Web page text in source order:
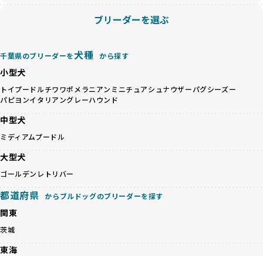
を促進することで、無駄な命の消費を減らし、命を大切にす
る社会の実現を目指しています。
人へ寄付しています。多くのペット販売業者が、動物福祉へ
の取り組みが不十分であることを理由に寄付を断られる中、
BreederFamiliesはその姿勢が評価され、寄付が実現してい
ます。この活動により、保護が必要なワンちゃんの救済や保
護活動の支援にも貢献しています。
でなく、すべてのワンちゃんに優しい未来を創るための大き
な一歩です。ユーザーの皆さんがBreederFamiliesを通じて
支えることができます。
身ともに健康に育つための環境づくりに全力を注いでいま
す。
考えられた食事、子犬がのびのびと動ける適度な運動環境、
さらに獣医師と連携した健康管理まで徹底しています。
徴が人気を集め、高値で取引されることが多くなっていま
くありません。極小サイズは骨や心臓に負担がかかりやす
く、レアカラーには遺伝疾患のリスクが高まることがありま
す。
営利優先ブリーダーは、このような流行や需要に応じて無理
な繁殖を行いがちです。小柄な母犬を繁殖に多用して体に負
ど、健康を犠牲にした管理がされることもあります。このよ
うな方法では、ワンちゃんの免疫力や体力が低下し、飼い主
ます。
優良ブリーダーは、こうした流行に流されず、ワンちゃんの
カラーの子犬を販売する場合は、健康リスクを十分に理解
し、飼い主にそのリスクについて丁寧に説明しています。食
事管理もしっかり行い、成長に必要な栄養を確保するなど、
ワンちゃんの健康を第一にした繁殖を心がけています。
「見た目以上に健康重視」の詳細はこちら
ブリーダーを選ぶ
千葉県のブリーダーを犬種 から探す
小型犬
トイプードルチワワポメラニアン ミニチュアシュナウザーパグシーズー
パピヨンイタリアングレーハウンド
中型犬
ミディアムプードル
大型犬
ゴールデンレトリバー
都道府県 からブルドッグのブリーダーを探す
関東
茨城
東海